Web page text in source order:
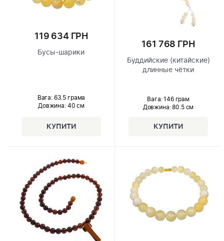
119 634 ГРН
Бусы-шарики
Вага: 63.5 грама
Довжина:40 см
161 768 ГРН
Буддийские (китайские)
длинные чётки
Вага: 146 грам
Довжина:80.5 см